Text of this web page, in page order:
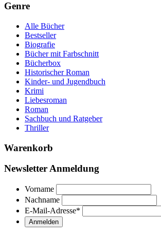
Genre
Alle Bücher
Bestseller
Biografie
Bücher mit Farbschnitt
Bücherbox
Historischer Roman
Kinder- und Jugendbuch
Krimi
Liebesroman
Roman
Sachbuch und Ratgeber
Thriller
Warenkorb
Newsletter Anmeldung
Vorname
Nachname
E-Mail-Adresse*